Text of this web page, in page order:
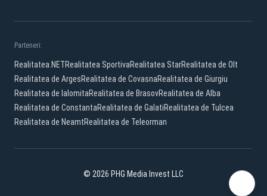
Parteneri:
Realitatea.NETRealitatea SportivaRealitatea StarRealitatea de Olt
Realitatea de ArgesRealitatea de CovasnaRealitatea de Giurgiu
Realitatea de IalomitaRealitatea de BrasovRealitatea de Alba
Realitatea de ConstantaRealitatea de GalatiRealitatea de Tulcea
Realitatea de NeamtRealitatea de Teleorman
© 2026 PHG Media Invest LLC